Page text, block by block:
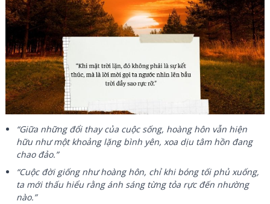
“Giữa những đổi thay của cuộc sống, hoàng hôn vẫn hiện
hữu như một khoảng lặng bình yên, xoa dịu tâm hồn đang
chao đảo.”
“Cuộc đời giống như hoàng hôn, chỉ khi bóng tối phủ xuống,
ta mới thấu hiểu rằng ánh sáng từng tỏa rực đến nhường
nào.”